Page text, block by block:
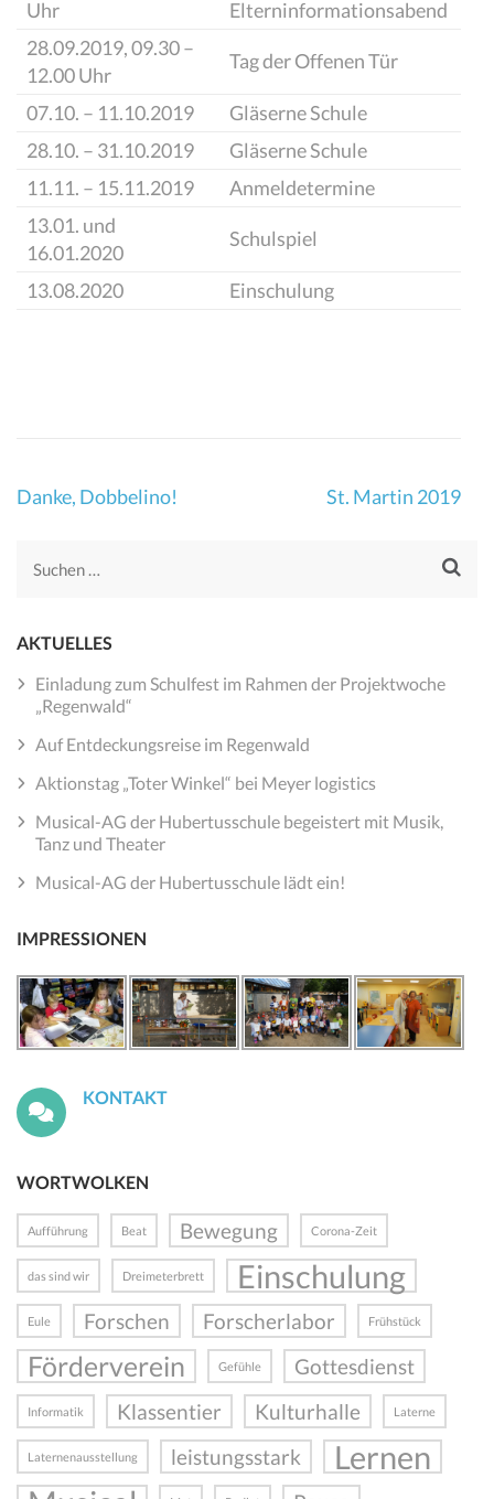
Uhr
Elterninformationsabend
28.09.2019, 09.30 –
12.00 Uhr
Tag der Offenen Tür
07.10. – 11.10.2019
Gläserne Schule
28.10. – 31.10.2019
Gläserne Schule
11.11. – 15.11.2019
Anmeldetermine
13.01. und
16.01.2020
Schulspiel
13.08.2020 Einschulung
Beitragsnavigation
Danke, Dobbelino! St. Martin 2019
Suchen
AKTUELLES
Einladung zum Schulfest im Rahmen der Projektwoche
„Regenwald“
Auf Entdeckungsreise im Regenwald
Aktionstag „Toter Winkel“ bei Meyer logistics
Musical-AG der Hubertusschule begeistert mit Musik,
Tanz und Theater
Musical-AG der Hubertusschule lädt ein!
IMPRESSIONEN
KONTAKT
WORTWOLKEN
Aufführung Beat Bewegung Corona-Zeit
das sind wir Dreimeterbrett Einschulung
Eule Forschen Forscherlabor Frühstück
Förderverein Gefühle Gottesdienst
Informatik Klassentier Kulturhalle Laterne
Laternenausstellung leistungsstark
Lernen